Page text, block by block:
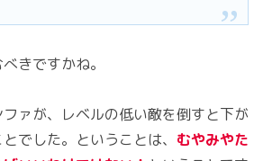
きですかね。
ァが、レベルの低い敵を倒すと下が
でした。ということは、 むやみやた